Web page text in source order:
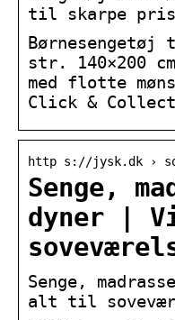
til skarpe
str. 140×200
med flotte
Click &
http s://jysk.dk ›
Senge,
dyner |
Senge,
alt til